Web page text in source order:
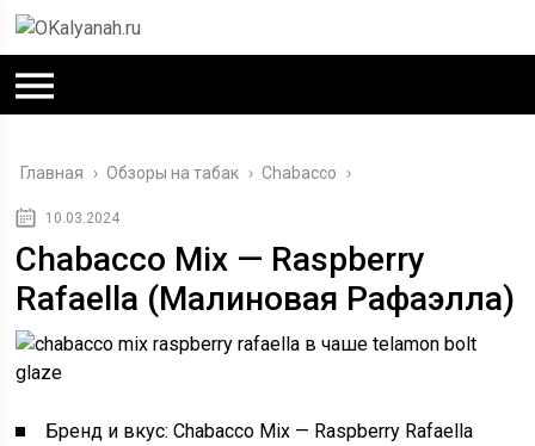
Главная › Обзоры на табак › Chabacco ›
10.03.2024
Chabacco Mix — Raspberry
Rafaella (Малиновая Рафаэлла)
Бренд и вкус: Chabacco Mix — Raspberry Rafaella